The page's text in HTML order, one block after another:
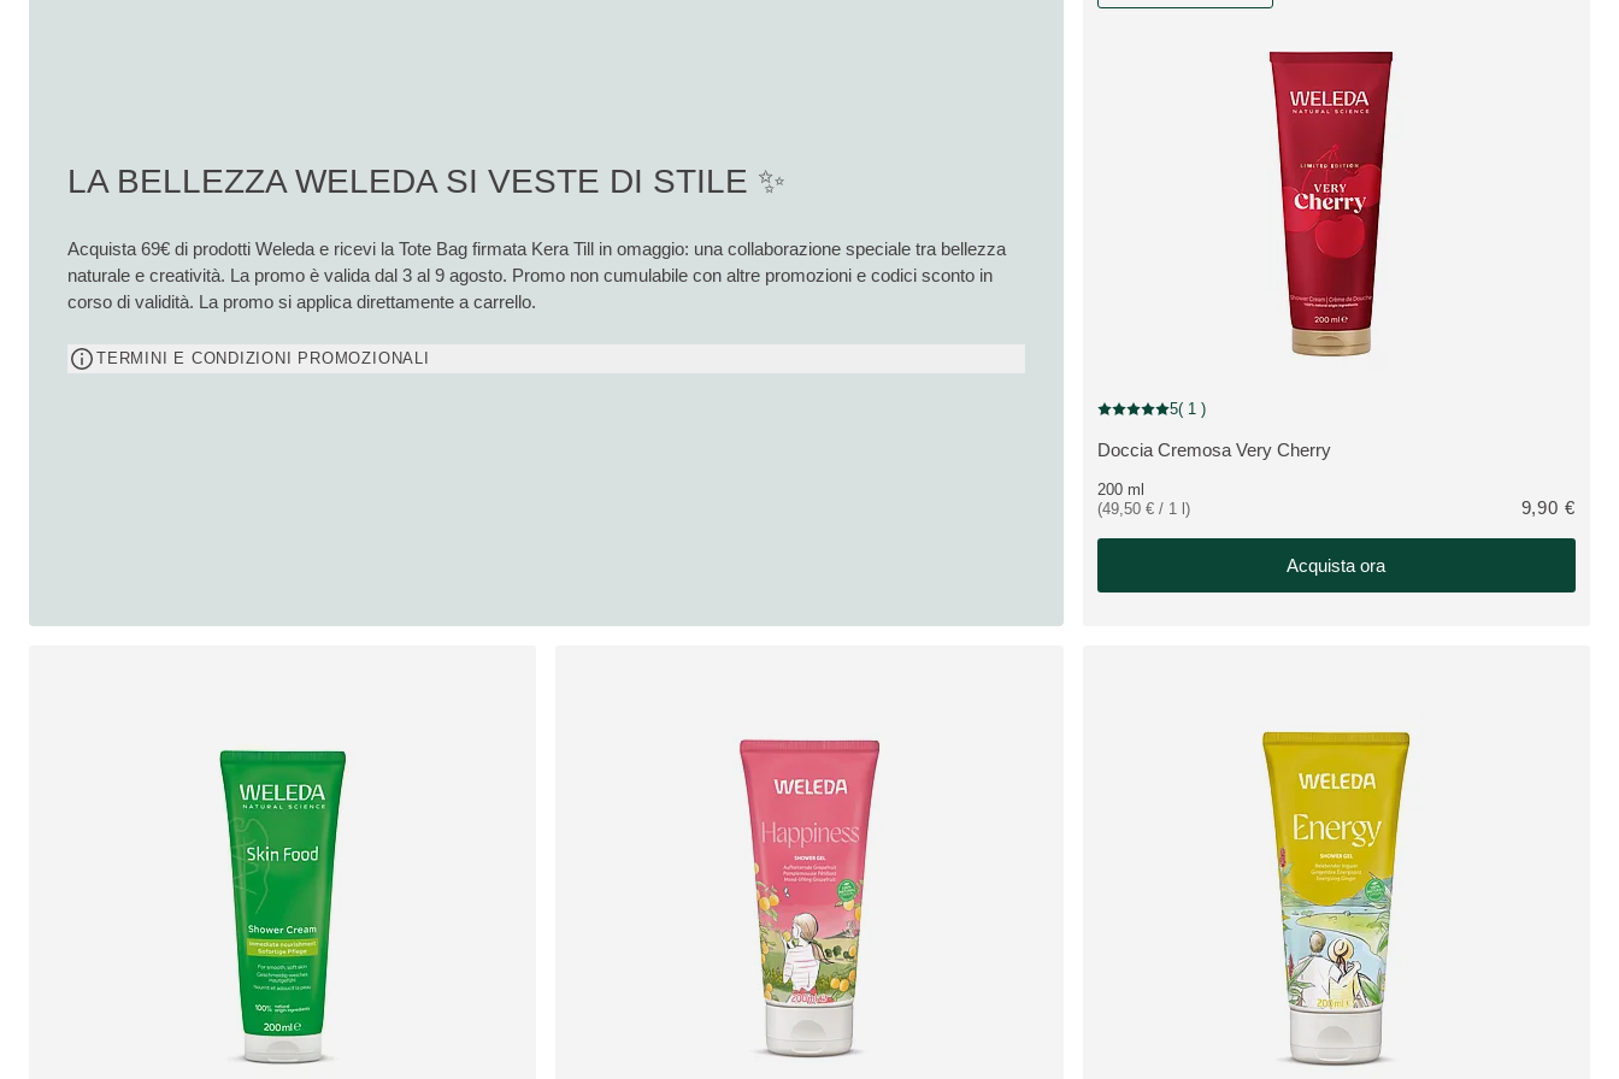
LA BELLEZZA WELEDA SI VESTE DI STILE ✨
Acquista 69€ di prodotti Weleda e ricevi la Tote Bag firmata Kera Till in omaggio: una collaborazione speciale tra bellezza
naturale e creatività. La promo è valida dal 3 al 9 agosto. Promo non cumulabile con altre promozioni e codici sconto in
corso di validità. La promo si applica direttamente a carrello.
TERMINI E CONDIZIONI PROMOZIONALI
Limited Edition
VEDI PRODOTTO:
Doccia Cremosa Very Cherry
Valutazione attuale: 5 su 5 stelle recensito da 1 consumatori
5( 1 )
200 ml
(49,50 € / 1 l)
9,90 €
Acquista ora